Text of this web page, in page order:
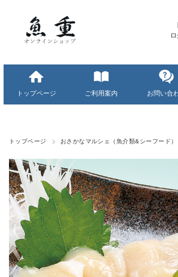
トップページ ご利用案内 お問い合
トップページ おさかなマルシェ（魚介類&シーフード）